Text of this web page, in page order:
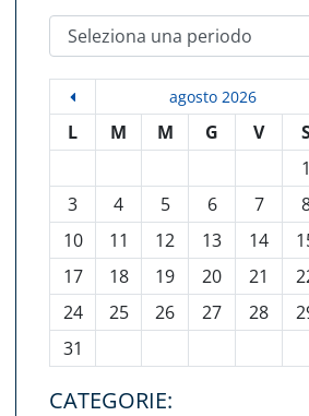
Seleziona una periodo
agosto 2026
L M M G V
1
3
4 5 6 7
10
11 12 13 14
17
18 19 20 21
24
25 26 27 28
31
CATEGORIE: